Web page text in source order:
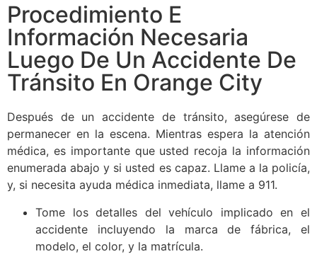
Procedimiento E
Información Necesaria
Luego De Un Accidente De
Tránsito En Orange City
Después de un accidente de tránsito, asegúrese de
permanecer en la escena. Mientras espera la atención
médica, es importante que usted recoja la información
enumerada abajo y si usted es capaz. Llame a la policía,
y, si necesita ayuda médica inmediata, llame a 911.
Tome los detalles del vehículo implicado en el
accidente incluyendo la marca de fábrica, el
modelo, el color, y la matrícula.